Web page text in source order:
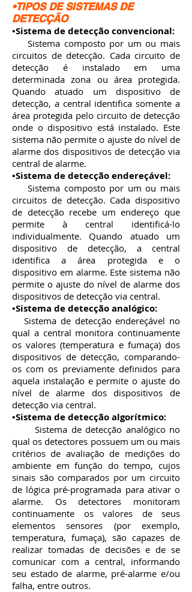
•TIPOS DE SISTEMAS DE
DETECÇÃO
•Sistema de detecção convencional:
Sistema composto por um ou mais
circuitos de detecção. Cada circuito de
detecção é instalado em uma
determinada zona ou área protegida.
Quando atuado um dispositivo de
detecção, a central identifica somente a
área protegida pelo circuito de detecção
onde o dispositivo está instalado. Este
sistema não permite o ajuste do nível de
alarme dos dispositivos de detecção via
central de alarme.
•Sistema de detecção endereçável:
Sistema composto por um ou mais
circuitos de detecção. Cada dispositivo
de detecção recebe um endereço que
permite à central identificá-lo
individualmente. Quando atuado um
dispositivo de detecção, a central
identifica a área protegida e o
dispositivo em alarme. Este sistema não
permite o ajuste do nível de alarme dos
dispositivos de detecção via central.
•Sistema de detecção analógico:
Sistema de detecção endereçável no
qual a central monitora continuamente
os valores (temperatura e fumaça) dos
dispositivos de detecção, comparando-
os com os previamente definidos para
aquela instalação e permite o ajuste do
nível de alarme dos dispositivos de
detecção via central.
•Sistema de detecção algorítmico:
Sistema de detecção analógico no
qual os detectores possuem um ou mais
critérios de avaliação de medições do
ambiente em função do tempo, cujos
sinais são comparados por um circuito
de lógica pré-programada para ativar o
alarme. Os detectores monitoram
continuamente os valores de seus
elementos sensores (por exemplo,
temperatura, fumaça), são capazes de
realizar tomadas de decisões e de se
comunicar com a central, informando
seu estado de alarme, pré-alarme e/ou
falha, entre outros.